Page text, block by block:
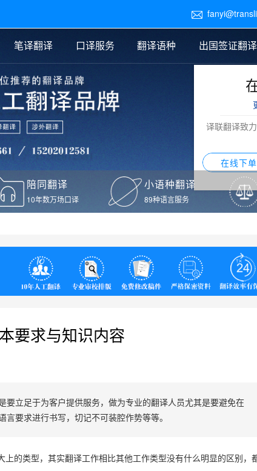

笔译翻译
法律翻译 说明书翻译 图纸翻译
口译服务
同声传译
翻译语种
老挝语翻译 泰语翻译
葡萄牙语翻译
出国签证翻译
明翻译
文版翻
证件翻译报价
签证翻译
闻
译联翻译致
在线下单
陪同翻译
10年数万场口译
小语种翻译
89种语言服务
要求与知识内容
立足于为客户提供服务，做为专业的翻译人员尤其是要避免在
要求进行书写，切记不可装腔作势等等。
的类型，其实翻译工作相比其他工作类型没有什么明显的区别，